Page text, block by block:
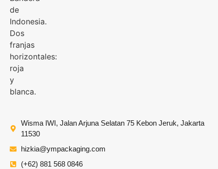
Wisma IWI, Jalan Arjuna Selatan 75 Kebon Jeruk, Jakarta
11530
hizkia@ympackaging.com
(+62) 881 568 0846